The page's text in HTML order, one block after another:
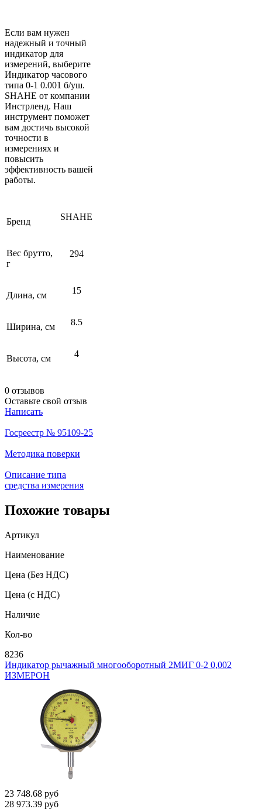
Если вам нужен
надежный и точный
индикатор для
измерений, выберите
Индикатор часового
типа 0-1 0.001 б/уш.
SHAHE от компании
Инстрленд. Наш
инструмент поможет
вам достичь высокой
точности в
измерениях и
повысить
эффективность вашей
работы.
Бренд SHAHE
Вес брутто,
г
294
Длина, см 15
Ширина, см 8.5
Высота, см 4
0 отзывов
Оставьте свой отзыв
Написать
Госреестр № 95109-25
Методика поверки
Описание типа
средства измерения
Похожие товары
Артикул
Наименование
Цена (Без НДС)
Цена (с НДС)
Наличие
Кол-во
8236
Индикатор рычажный многооборотный 2МИГ 0-2 0,002
ИЗМЕРОН
23 748.68 руб
28 973.39 руб